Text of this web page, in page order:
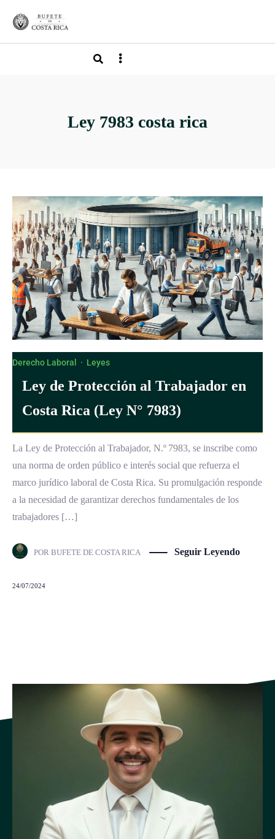
Ley 7983 costa rica
Derecho Laboral · Leyes
Ley de Protección al Trabajador en
Costa Rica (Ley N° 7983)
La Ley de Protección al Trabajador, N.º 7983, se inscribe como
una norma de orden público e interés social que refuerza el
marco jurídico laboral de Costa Rica. Su promulgación responde
a la necesidad de garantizar derechos fundamentales de los
trabajadores […]
POR BUFETE DE COSTA RICA Seguir Leyendo
24/07/2024